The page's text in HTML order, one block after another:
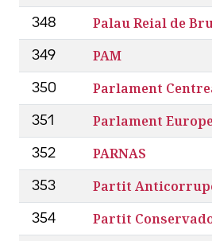
348 Palau Reial de
349 PAM
350 Parlament
351 Parlament
352 PARNAS
353 Partit
354 Partit